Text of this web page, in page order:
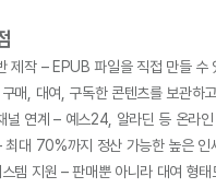
제작 – EPUB 파일을 직접 만들 수
구매, 대여, 구독한 콘텐츠를 보관하
널 연계 – 예스24, 알라딘 등 온라
최대 70%까지 정산 가능한 높은 인
템 지원 – 판매뿐 아니라 대여 형